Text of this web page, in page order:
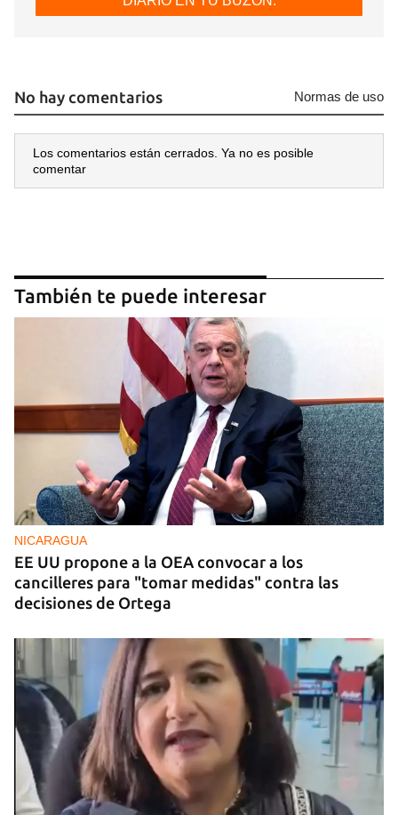
Guardar como favorito
INICIAR SESIÓN CANCELAR
No hay comentarios Normas de uso
Los comentarios están cerrados. Ya no es posible
comentar
También te puede interesar
NICARAGUA
EE UU propone a la OEA convocar a los
cancilleres para "tomar medidas" contra las
decisiones de Ortega